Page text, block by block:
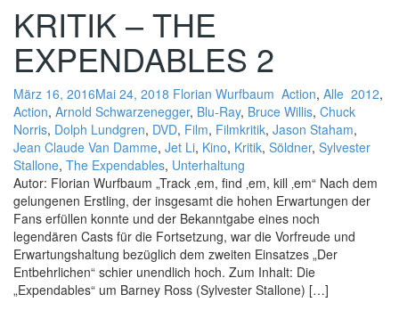
KRITIK – THE
EXPENDABLES 2
März 16, 2016Mai 24, 2018 Florian Wurfbaum Action, Alle 2012,
Action, Arnold Schwarzenegger, Blu-Ray, Bruce Willis, Chuck
Norris, Dolph Lundgren, DVD, Film, Filmkritik, Jason Staham,
Jean Claude Van Damme, Jet Li, Kino, Kritik, Söldner, Sylvester
Stallone, The Expendables, Unterhaltung
Autor: Florian Wurfbaum „Track ‚em, find ‚em, kill ‚em“ Nach dem
gelungenen Erstling, der insgesamt die hohen Erwartungen der
Fans erfüllen konnte und der Bekanntgabe eines noch
legendären Casts für die Fortsetzung, war die Vorfreude und
Erwartungshaltung bezüglich dem zweiten Einsatzes „Der
Entbehrlichen“ schier unendlich hoch. Zum Inhalt: Die
„Expendables“ um Barney Ross (Sylvester Stallone) […]